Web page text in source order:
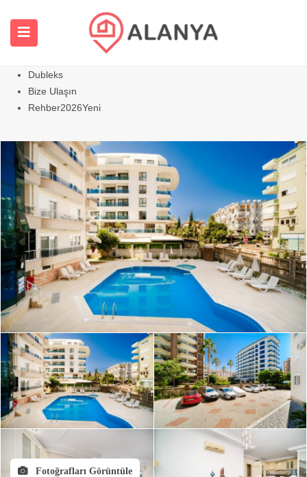
Tüm Emlaklar
Dubleks
Bize Ulaşın
Rehber2026Yeni
Fotoğrafları Görüntüle